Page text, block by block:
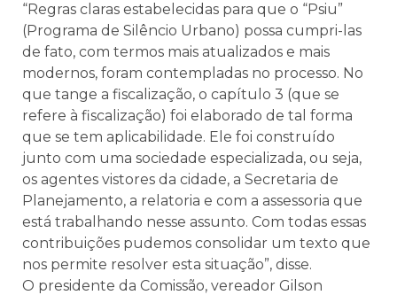
“Regras claras estabelecidas para que o “Psiu”
(Programa de Silêncio Urbano) possa cumpri-las
de fato, com termos mais atualizados e mais
modernos, foram contempladas no processo. No
que tange a fiscalização, o capítulo 3 (que se
refere à fiscalização) foi elaborado de tal forma
que se tem aplicabilidade. Ele foi construído
junto com uma sociedade especializada, ou seja,
os agentes vistores da cidade, a Secretaria de
Planejamento, a relatoria e com a assessoria que
está trabalhando nesse assunto. Com todas essas
contribuições pudemos consolidar um texto que
nos permite resolver esta situação”, disse.
O presidente da Comissão, vereador Gilson